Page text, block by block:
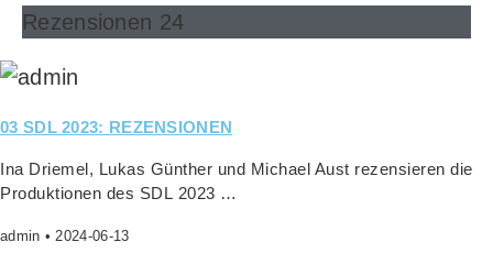
Rezensionen 24
03 SDL 2023: REZENSIONEN
Ina Drie­mel, Lukas Gün­ther und Micha­el Aust rezen­sie­ren die
Pro­duk­tio­nen des SDL 2023 …
admin 2024-06-13